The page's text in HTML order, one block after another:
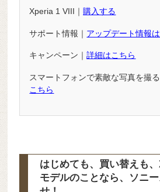
Xperia 1 VIII｜ 購入する
サポート情報｜ アップデート情報
キャンペーン｜詳細はこちら
スマートフォンで素敵な写真を撮
こちら
はじめても、買い替えも
モデルのことなら、ソニ